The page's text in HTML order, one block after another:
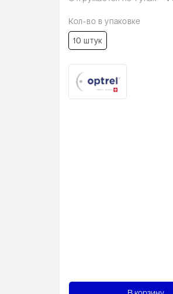
Кол-во в упаковке
10 штук